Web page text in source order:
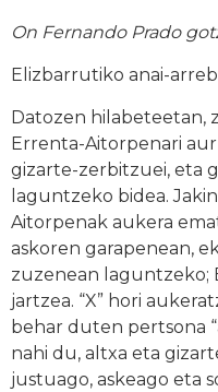
On Fernando Prado
Elizbarrutiko anai-
Datozen hilabeteetan,
Errenta-Aitorpenari
gizarte-zerbitzuei, eta
laguntzeko bidea.
Aitorpenak aukera
askoren garapenean,
zuzenean laguntzeko;
jartzea. “X” hori
behar duten pertsona
nahi du, altxa eta
justuago, askeago eta